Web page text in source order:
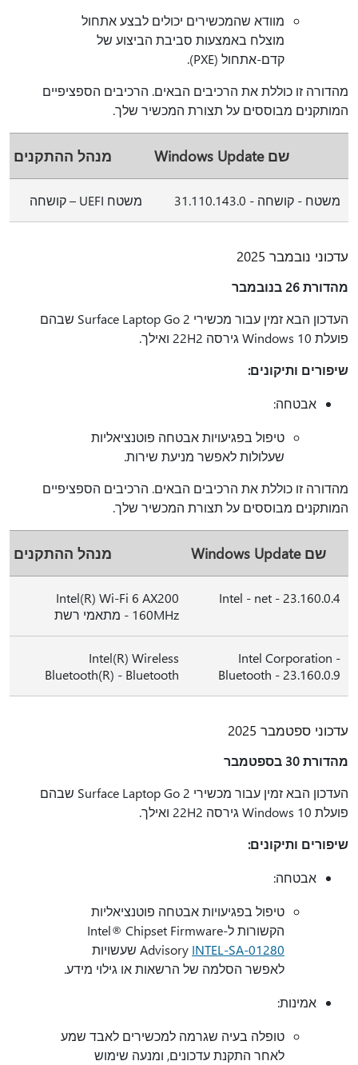
מוודא שהמכשירים יכולים לבצע אתחול
מוצלח באמצעות סביבת הביצוע של
קדם-אתחול (PXE).
מהדורה זו כוללת את הרכיבים הבאים. הרכיבים הספציפיים
המותקנים מבוססים על תצורת המכשיר שלך.
שם Windows Update מנהל ההתקנים
משטח - קושחה - 31.110.143.0 משטח UEFI – קושחה
עדכוני נובמבר 2025
מהדורת 26 בנובמבר
העדכון הבא זמין עבור מכשירי Surface Laptop Go 2 שבהם
פועלת Windows 10 גירסה 22H2 ואילך.
שיפורים ותיקונים:
אבטחה:
טיפול בפגיעויות אבטחה פוטנציאליות
שעלולות לאפשר מניעת שירות.
מהדורה זו כוללת את הרכיבים הבאים. הרכיבים הספציפיים
המותקנים מבוססים על תצורת המכשיר שלך.
שם Windows Update מנהל ההתקנים
Intel - net - 23.160.0.4
Intel(R) Wi-Fi 6 AX200
160MHz - מתאמי רשת
Intel Corporation -
Bluetooth - 23.160.0.9
Intel(R) Wireless
Bluetooth(R) - Bluetooth
עדכוני ספטמבר 2025
מהדורת 30 בספטמבר
העדכון הבא זמין עבור מכשירי Surface Laptop Go 2 שבהם
פועלת Windows 10 גירסה 22H2 ואילך.
שיפורים ותיקונים:
אבטחה:
טיפול בפגיעויות אבטחה פוטנציאליות
הקשורות ל-Intel® Chipset Firmware
Advisory INTEL-SA-01280
שעשויות
לאפשר הסלמה של הרשאות או גילוי מידע.
אמינות:
טופלה בעיה שגרמה למכשירים לאבד שמע
לאחר התקנת עדכונים, ומנעה שימוש